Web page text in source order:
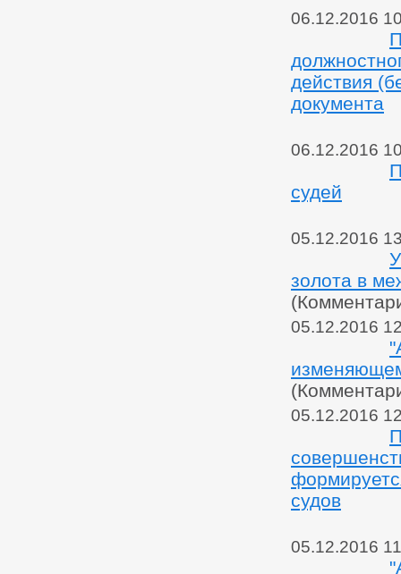
06.12.2016
действия
документа
06.12.2016
судей
05.12.2016
золота в
05.12.2016
05.12.2016
судов
05.12.2016